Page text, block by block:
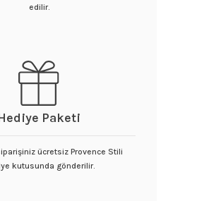
edilir.
Paketi
ücretsiz Provence Stili
kutusunda gönderilir.